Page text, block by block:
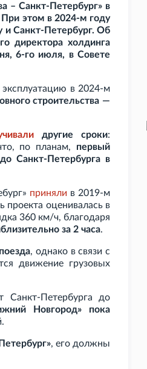
– Санкт-Петербург» в
При этом в 2024-м году
и Санкт-Петербург. Об
директора холдинга
6-го июля, в Совете
в 2024-м
строительства —
другие сроки:
по планам, первый
Санкт-Петербурга в
приняли в 2019-м
проекта оценивалась в
360 км/ч, благодаря
за 2 часа.
, однако в связи с
движение грузовых
Санкт-Петербурга до
Новгород» пока
, его должны